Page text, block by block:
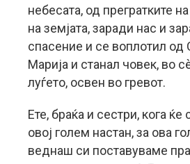
небесата, од прегратките
на земјата, заради нас и
спасение и се воплотил од
Марија и станал човек, во
луѓето, освен во гревот.
Ете, браќа и сестри, кога
овој голем настан, за ова
веднаш си поставуваме